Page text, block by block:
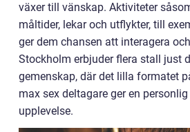
växer till vänskap. Aktiviteter
måltider, lekar och utflykter, till
ger dem chansen att interagera
Stockholm erbjuder flera stall just
gemenskap, där det lilla formatet
max sex deltagare ger en
upplevelse.